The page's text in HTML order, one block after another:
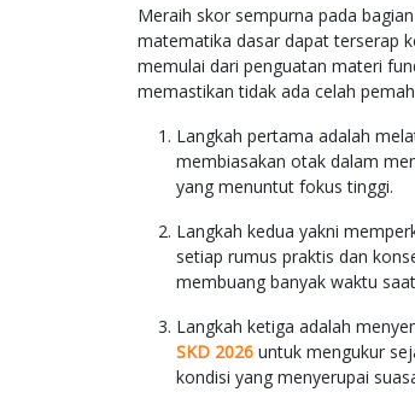
Meraih skor sempurna pada
matematika dasar dapat terserap
memulai dari penguatan materi
memastikan tidak ada celah
Langkah pertama adalah
membiasakan otak dalam
yang menuntut fokus tinggi.
Langkah kedua yakni
setiap rumus praktis dan
membuang banyak waktu
Langkah ketiga adalah
SKD 2026 untuk mengukur
kondisi yang menyerupai